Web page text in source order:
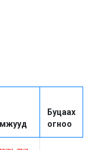
Буцаах
огноо